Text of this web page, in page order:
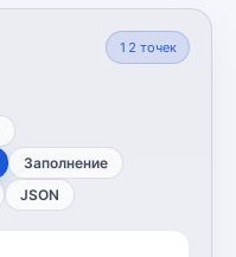
12 точек
Заполнение
JSON